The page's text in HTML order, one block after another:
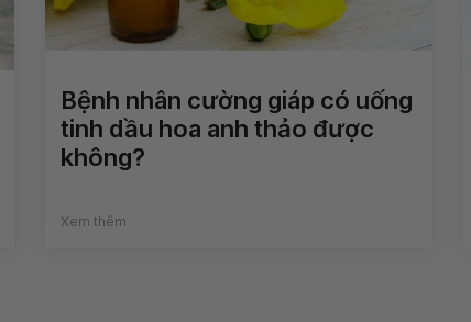
Bệnh nhân cường giáp có uống
tinh dầu hoa anh thảo được
không?
Xem thêm